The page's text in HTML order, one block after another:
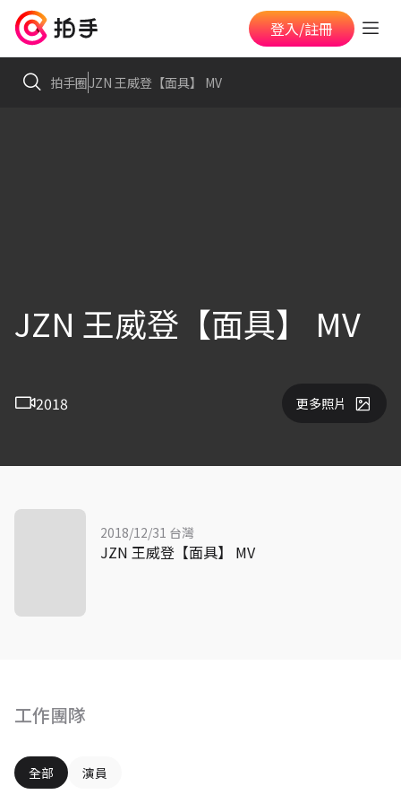
登入/註冊
拍手圈JZN 王威登【面具】 MV
JZN 王威登【面具】 MV
2018 更多照片
工作團隊
全部 演員
2018/12/31 台灣
JZN 王威登【面具】 MV